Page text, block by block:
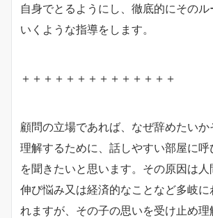
自身でとるようにし、徹底的にそのル
いくような指導をします。
＋＋＋＋＋＋＋＋＋＋＋＋＋＋
顧問の立場であれば、なぜ辞めたい
理解するために、話しやすい部屋に
を聞きたいと思います。その原因は人
伸び悩み又は経済的なことなど多岐に
れますが、その子の思いを受け止め理